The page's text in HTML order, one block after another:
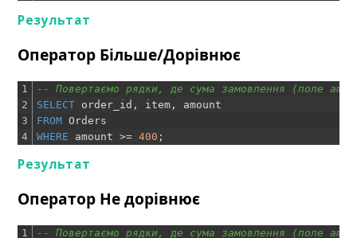
Результат
Оператор Більше/Дорівнює
1
2
3
4
-- Повертаємо рядки, де сума замовлення (поле
SELECT order_id , item ,
amount
FROM Orders
WHERE
amount >= 400 ;
Результат
Оператор Не дорівнює
1
-- Повертаємо рядки, де сума замовлення (поле